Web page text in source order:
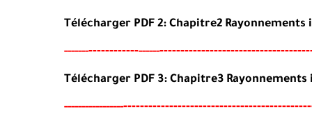
Télécharger PDF 2: Chapitre2
-------------------------
Télécharger PDF 3: Chapitre3
---------------------------